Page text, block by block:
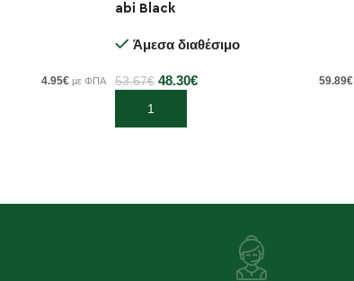
4.95€ με ΦΠΑ
abi Black
Άμεσα διαθέσιμο
53.67€ 48.30€ 59.89€
Προσθήκη στο καλάθι